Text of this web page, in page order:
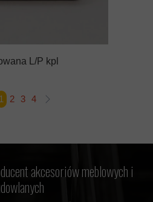
L/P kpl
1 2 3 4
akcesoriów meblowych i